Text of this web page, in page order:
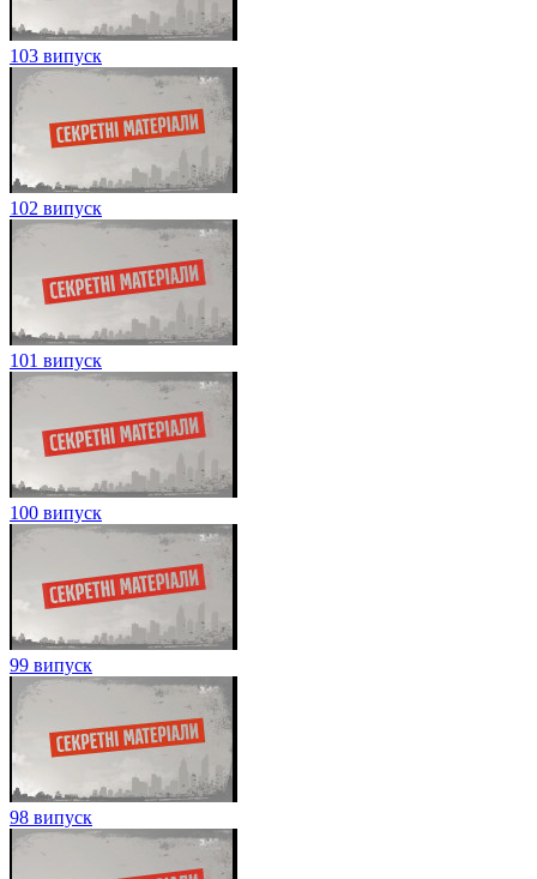
103 випуск
102 випуск
101 випуск
100 випуск
99 випуск
98 випуск